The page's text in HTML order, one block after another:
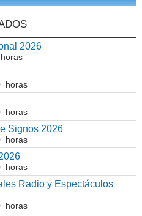
2026
horas
horas
Signos 2026
horas
horas
Radio y Espectáculos
horas